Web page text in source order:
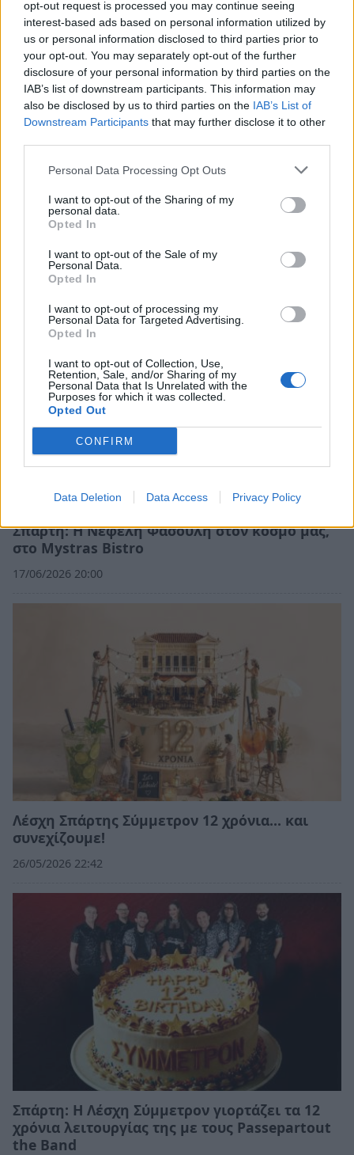
opt-out request is processed you may continue seeing
interest-based ads based on personal information utilized by
us or personal information disclosed to third parties prior to
your opt-out. You may separately opt-out of the further
disclosure of your personal information by third parties on the
IAB’s list of downstream participants. This information may
also be disclosed by us to third parties on the IAB’s List of
Downstream Participants that may further disclose it to other
Personal Data Processing Opt Outs
I want to opt-out of the Sharing of my
personal data.
Opted In
I want to opt-out of the Sale of my
Personal Data.
Opted In
I want to opt-out of processing my
Personal Data for Targeted Advertising.
Opted In
I want to opt-out of Collection, Use,
Retention, Sale, and/or Sharing of my
Personal Data that Is Unrelated with the
Purposes for which it was collected.
Opted Out
CONFIRM
Data Deletion Data Access Privacy Policy
Σπάρτη: Κυριακή βράδυ στο Alter Ego Enoteca
Θεοφάνους
18/06/2026 11:53
Σπάρτη: Η Νεφέλη Φασουλή στον κόσμο μας,
στο Mystras Bistro
17/06/2026 20:00
Λέσχη Σπάρτης Σύμμετρον 12 χρόνια... και
συνεχίζουμε!
26/05/2026 22:42
Σπάρτη: Η Λέσχη Σύμμετρον γιορτάζει τα 12
χρόνια λειτουργίας της με τους Passepartout
the Band